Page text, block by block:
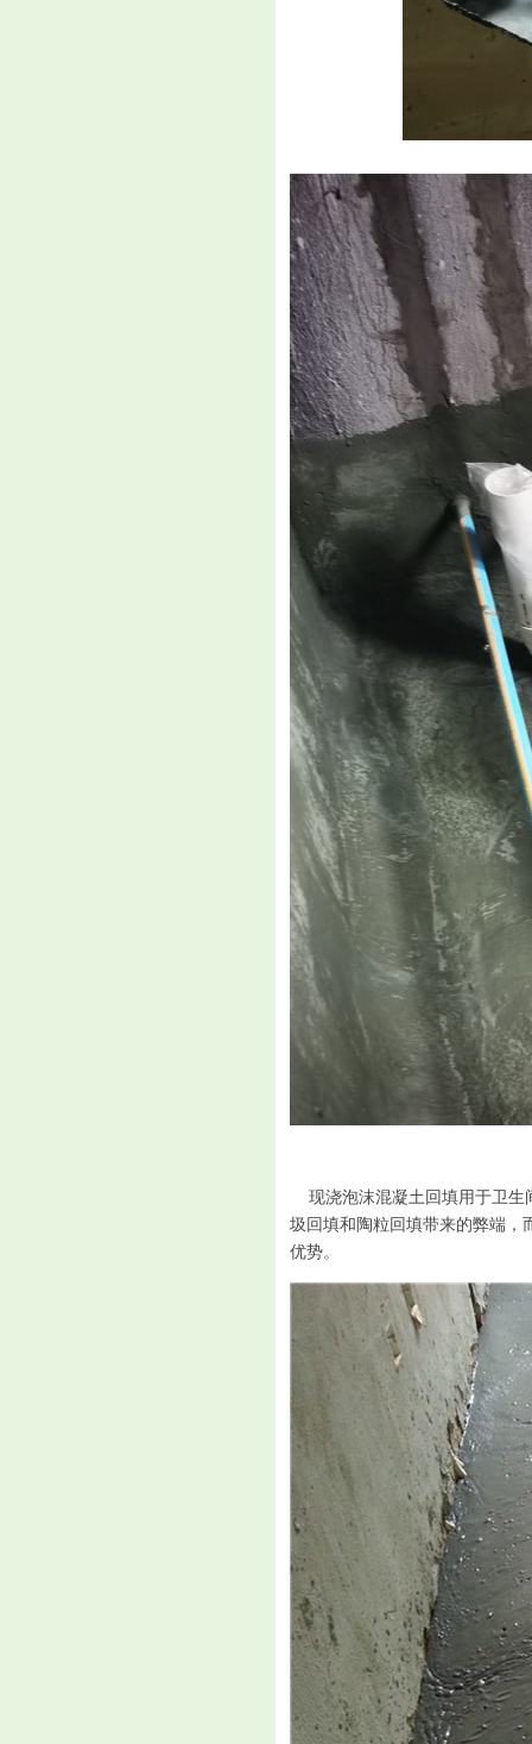
现浇泡沫混凝土回填用于卫
圾回填和陶粒回填带来的弊端，
优势。